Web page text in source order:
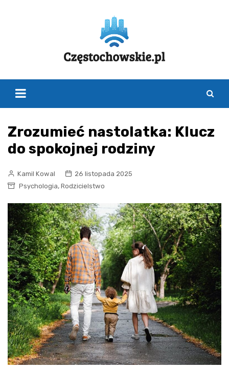
Zrozumieć nastolatka: Klucz
do spokojnej rodziny
Kamil Kowal
26 listopada 2025
Psychologia, Rodzicielstwo